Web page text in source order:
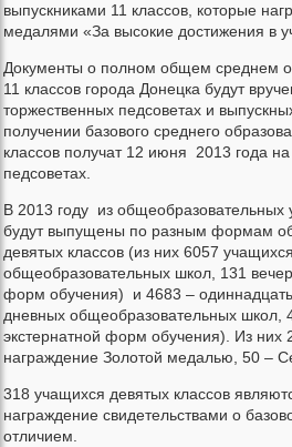
выпускниками 11 классов, которые
медалями «За высокие достижения в
Документы о полном общем среднем
11 классов города Донецка будут
торжественных педсоветах и
получении базового среднего
классов получат 12 июня 2013 года
педсоветах.
В 2013 году из общеобразовательных
будут выпущены по разным формам
девятых классов (из них 6057
общеобразовательных школ, 131
форм обучения) и 4683 –
дневных общеобразовательных школ,
экстернатной форм обучения). Из них
награждение Золотой медалью, 50 –
318 учащихся девятых классов
награждение свидетельствами о
отличием.